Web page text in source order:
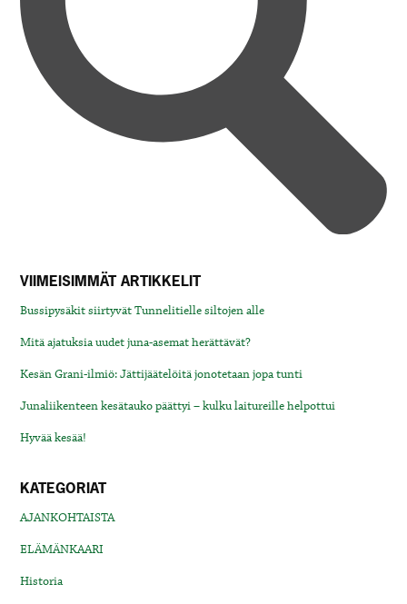
VIIMEISIMMÄT ARTIKKELIT
Bussipysäkit siirtyvät Tunnelitielle siltojen alle
Mitä ajatuksia uudet juna-asemat herättävät?
Kesän Grani-ilmiö: Jättijäätelöitä jonotetaan jopa tunti
Junaliikenteen kesätauko päättyi – kulku laitureille helpottui
Hyvää kesää!
KATEGORIAT
AJANKOHTAISTA
ELÄMÄNKAARI
Historia